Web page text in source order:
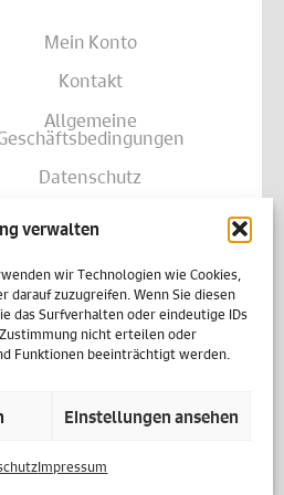
verwalten
wir Technologien wie Cookies,
zuzugreifen. Wenn Sie diesen
das Surfverhalten oder eindeutige IDs
nicht erteilen oder
Funktionen beeinträchtigt werden.
Einstellungen ansehen
Impressum
Mein Konto
Kontakt
Allgemeine
Datenschutz
Widerruf
Versand & Lieferung
Impressum
Vertrag widerrufen